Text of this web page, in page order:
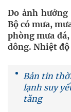
Do ảnh
Bộ có mưa,
phòng mưa
dông. Nhiệt
Bản tin
lạnh suy
tăng